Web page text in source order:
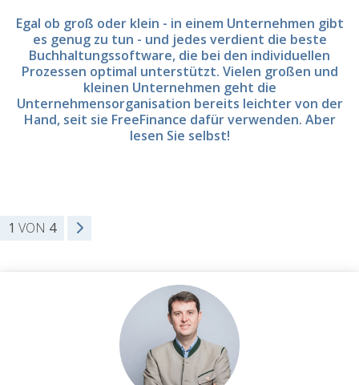
Egal ob groß oder klein - in einem Unternehmen gibt
es genug zu tun - und jedes verdient die beste
Buchhaltungssoftware, die bei den individuellen
Prozessen optimal unterstützt. Vielen großen und
kleinen Unternehmen geht die
Unternehmensorganisation bereits leichter von der
Hand, seit sie FreeFinance dafür verwenden. Aber
lesen Sie selbst!
1 VON 4